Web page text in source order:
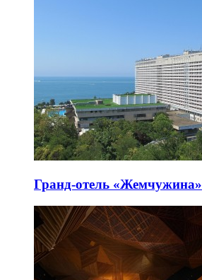
Гранд-отель «Жемчужина»